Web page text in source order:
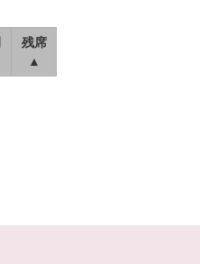
残席
▲